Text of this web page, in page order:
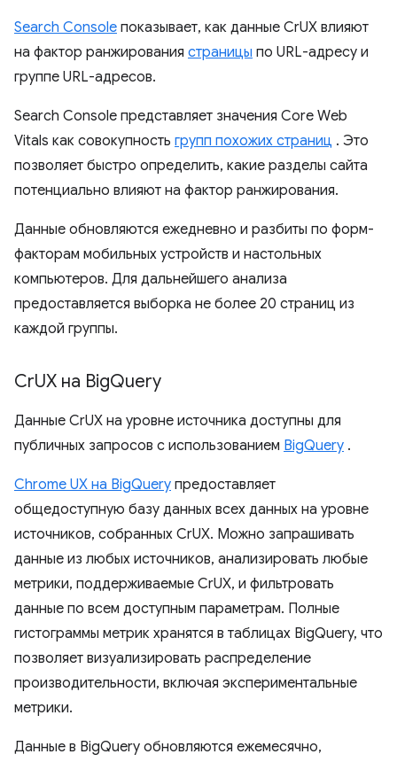
Search Console показывает, как данные CrUX влияют
на фактор ранжирования страницы по URL-адресу и
группе URL-адресов.
Search Console представляет значения Core Web
Vitals как совокупность групп похожих страниц . Это
позволяет быстро определить, какие разделы сайта
потенциально влияют на фактор ранжирования.
Данные обновляются ежедневно и разбиты по форм-
факторам мобильных устройств и настольных
компьютеров. Для дальнейшего анализа
предоставляется выборка не более 20 страниц из
каждой группы.
CrUX на BigQuery
Данные CrUX на уровне источника доступны для
публичных запросов с использованием BigQuery .
Chrome UX на BigQuery предоставляет
общедоступную базу данных всех данных на уровне
источников, собранных CrUX. Можно запрашивать
данные из любых источников, анализировать любые
метрики, поддерживаемые CrUX, и фильтровать
данные по всем доступным параметрам. Полные
гистограммы метрик хранятся в таблицах BigQuery, что
позволяет визуализировать распределение
производительности, включая экспериментальные
метрики.
Данные в BigQuery обновляются ежемесячно,